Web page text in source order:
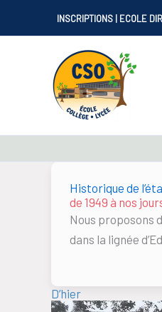
INSCRIPTIONS ECOLE
Historique de
de 1949 à nos
Nous proposons
dans la lignée
D’hier